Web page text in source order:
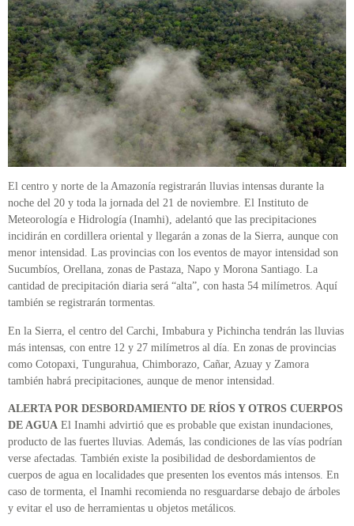
El centro y norte de la Amazonía registrarán lluvias intensas durante la
noche del 20 y toda la jornada del 21 de noviembre. El Instituto de
Meteorología e Hidrología (Inamhi), adelantó que las precipitaciones
incidirán en cordillera oriental y llegarán a zonas de la Sierra, aunque con
menor intensidad. Las provincias con los eventos de mayor intensidad son
Sucumbíos, Orellana, zonas de Pastaza, Napo y Morona Santiago. La
cantidad de precipitación diaria será “alta”, con hasta 54 milímetros. Aquí
también se registrarán tormentas.
En la Sierra, el centro del Carchi, Imbabura y Pichincha tendrán las lluvias
más intensas, con entre 12 y 27 milímetros al día. En zonas de provincias
como Cotopaxi, Tungurahua, Chimborazo, Cañar, Azuay y Zamora
también habrá precipitaciones, aunque de menor intensidad.
ALERTA POR DESBORDAMIENTO DE RÍOS Y OTROS CUERPOS
DE AGUA El Inamhi advirtió que es probable que existan inundaciones,
producto de las fuertes lluvias. Además, las condiciones de las vías podrían
verse afectadas. También existe la posibilidad de desbordamientos de
cuerpos de agua en localidades que presenten los eventos más intensos. En
caso de tormenta, el Inamhi recomienda no resguardarse debajo de árboles
y evitar el uso de herramientas u objetos metálicos.